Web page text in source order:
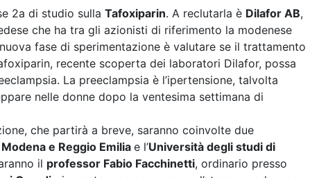
2a di studio sulla Tafoxiparin. A reclutarla è Dilafor AB,
che ha tra gli azionisti di riferimento la modenese
fase di sperimentazione è valutare se il trattamento
recente scoperta dei laboratori Dilafor, possa
La preeclampsia è l’ipertensione, talvolta
nelle donne dopo la ventesima settimana di
che partirà a breve, saranno coinvolte due
e Reggio Emilia e l’Università degli studi di
il professor Fabio Facchinetti, ordinario presso